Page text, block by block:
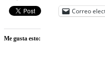
Correo
Me gusta esto: